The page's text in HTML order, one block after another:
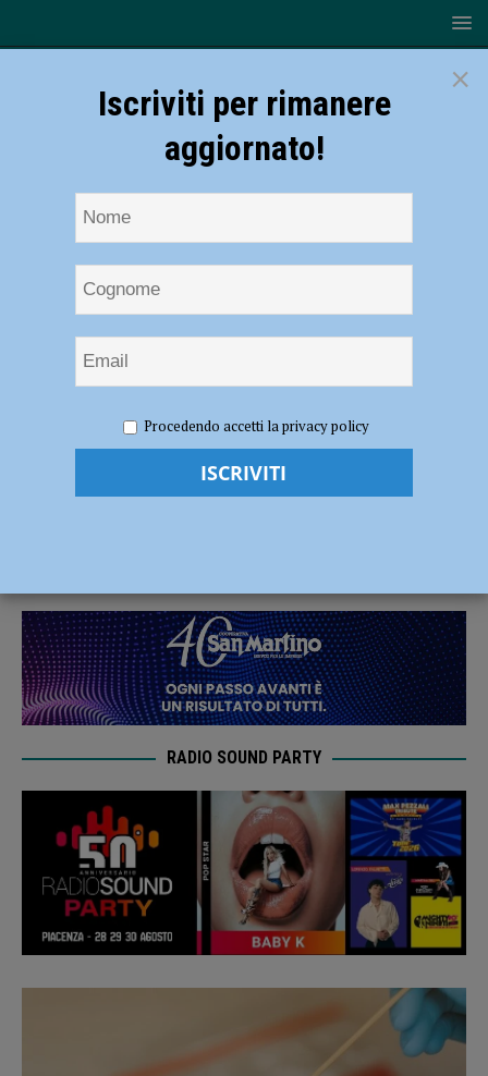
Coronavirus, 118 nuovi contagi e nessun decesso nel Piacentino
Coronavirus, 118 nuovi contagi e nessun
RADIO SOUND PARTY
×
Iscriviti per rimanere
aggiornato!
Procedendo accetti la privacy policy